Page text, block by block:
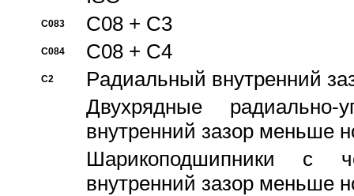
C083 C08 + C3
C084 C08 + C4
C2
Pадиальный внутренний
Двухрядные радиально-
внутренний зазор меньше
Шарикоподшипники с
внутренний зазор меньше